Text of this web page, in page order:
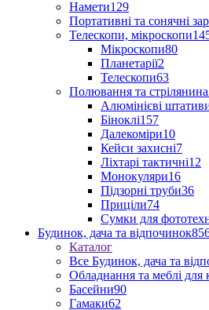
Намети129
Портативні та сонячні
Телескопи, мікроскопи
Мікроскопи80
Планетарії2
Телескопи63
Полювання та стрілянина
Алюмінієві
Біноклі157
Далекоміри10
Кейси захисні7
Ліхтарі тактичні12
Монокуляри16
Підзорні труби36
Приціли74
Сумки для
Будинок, дача та відпочинок
Каталог
Все Будинок, дача та
Обладнання та меблі для
Басейни90
Гамаки62